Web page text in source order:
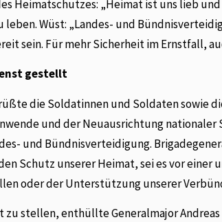
Heimatschutzes: „Heimat ist uns lieb und
Wüst: „Landes- und
sein. Für mehr Sicherheit im Ernstfall,
gestellt
die Soldatinnen und Soldaten sowie
und der Neuausrichtung nationaler
und Bündnisverteidigung.
Schutz unserer Heimat, sei es vor
oder der Unterstützung unserer
zu stellen, enthüllte Generalmajor